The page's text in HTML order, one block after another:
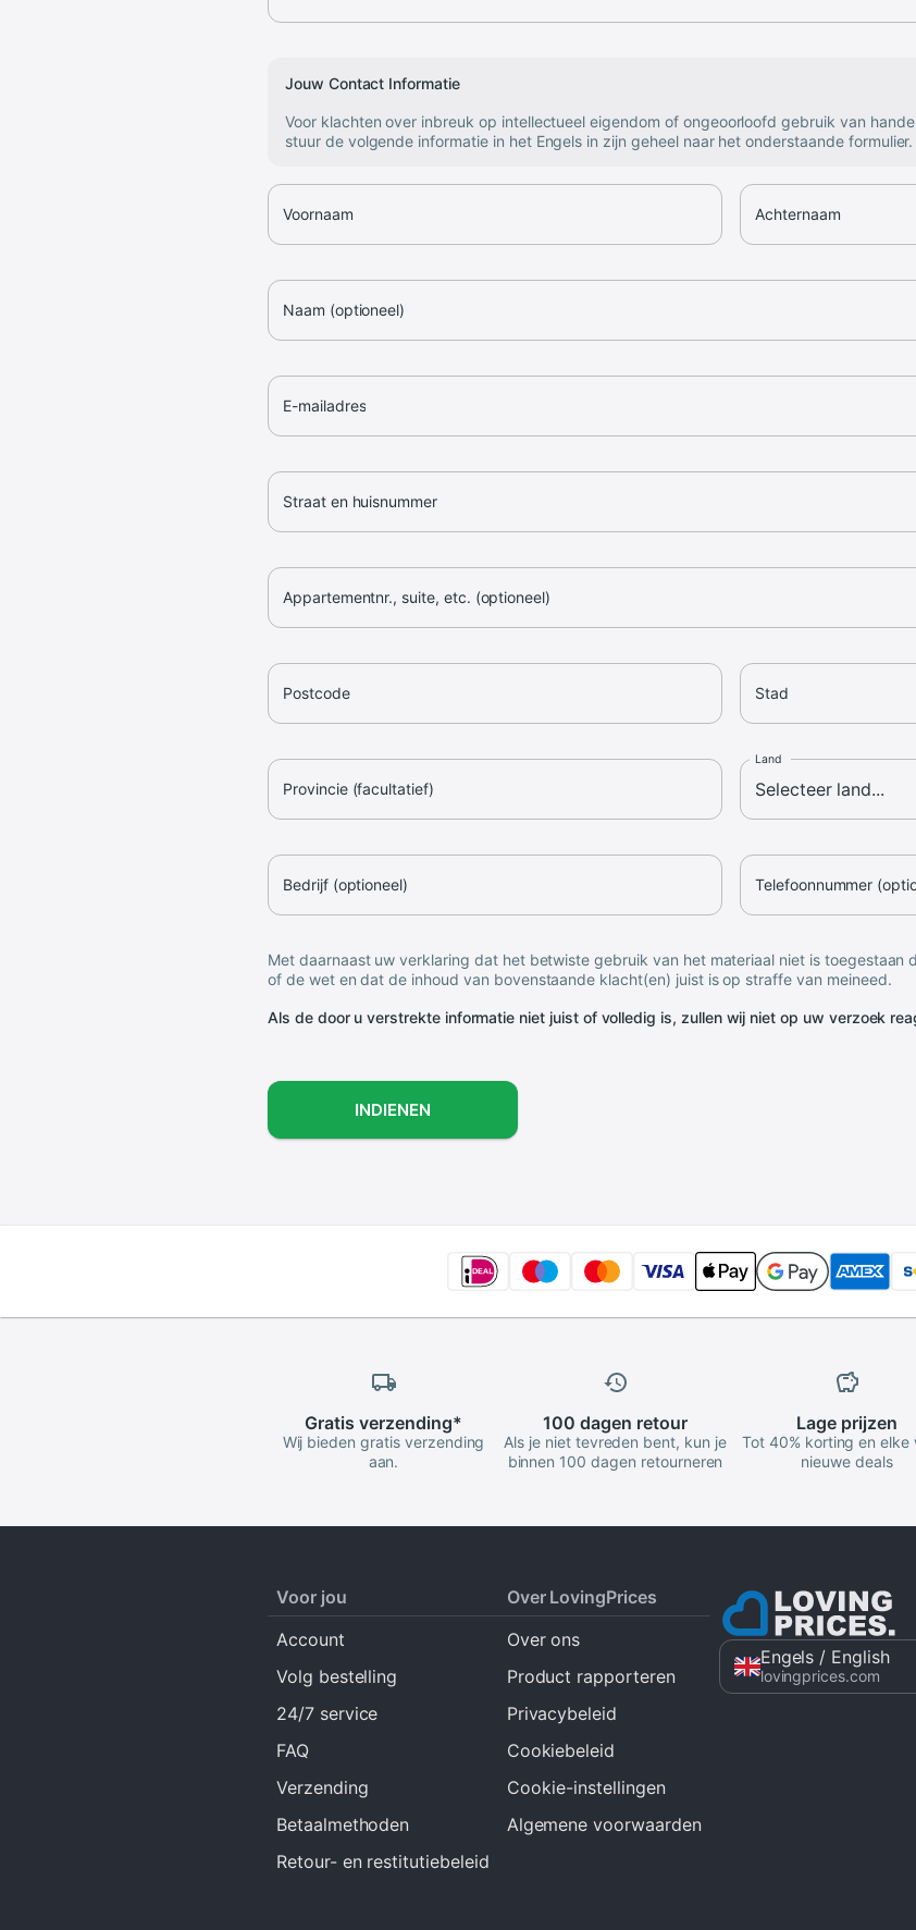
Jouw Contact Informatie
Voor klachten over inbreuk op intellectueel eigendom of ongeoorloofd gebruik van
stuur de volgende informatie in het Engels in zijn geheel naar het onderstaande formulier.
Voornaam Achternaam
Naam (optioneel)
E-mailadres
Straat en huisnummer
Appartementnr., suite, etc. (optioneel)
Postcode Stad
Provincie (facultatief)
Land
Bedrijf (optioneel) Telefoonnummer
Met daarnaast uw verklaring dat het betwiste gebruik van het materiaal niet is toegestaan
of de wet en dat de inhoud van bovenstaande klacht(en) juist is op straffe van meineed.
Als de door u verstrekte informatie niet juist of volledig is, zullen wij niet op uw verzoek
INDIENEN
Gratis verzending*
Wij bieden gratis verzending
aan.
100 dagen retour
Als je niet tevreden bent, kun je
binnen 100 dagen retourneren
Lage prijzen
Tot 40% korting en elke
nieuwe deals
Voor jou
Account
Volg bestelling
24/7 service
FAQ
Verzending
Betaalmethoden
Retour- en restitutiebeleid
Over LovingPrices
Over ons
Product rapporteren
Privacybeleid
Cookiebeleid
Cookie-instellingen
Algemene voorwaarden
Engels / English
lovingprices.com